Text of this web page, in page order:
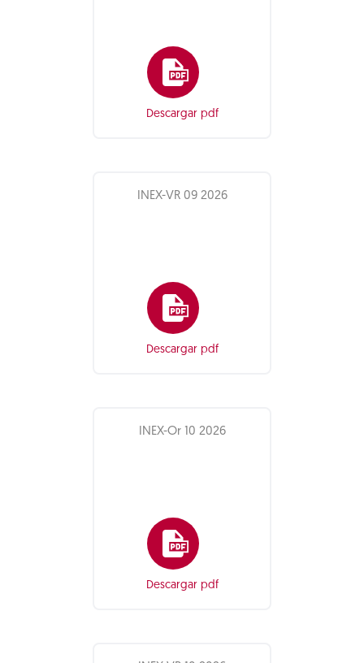
Descargar pdf
INEX-VR 09 2026
Descargar pdf
INEX-Or 10 2026
Descargar pdf